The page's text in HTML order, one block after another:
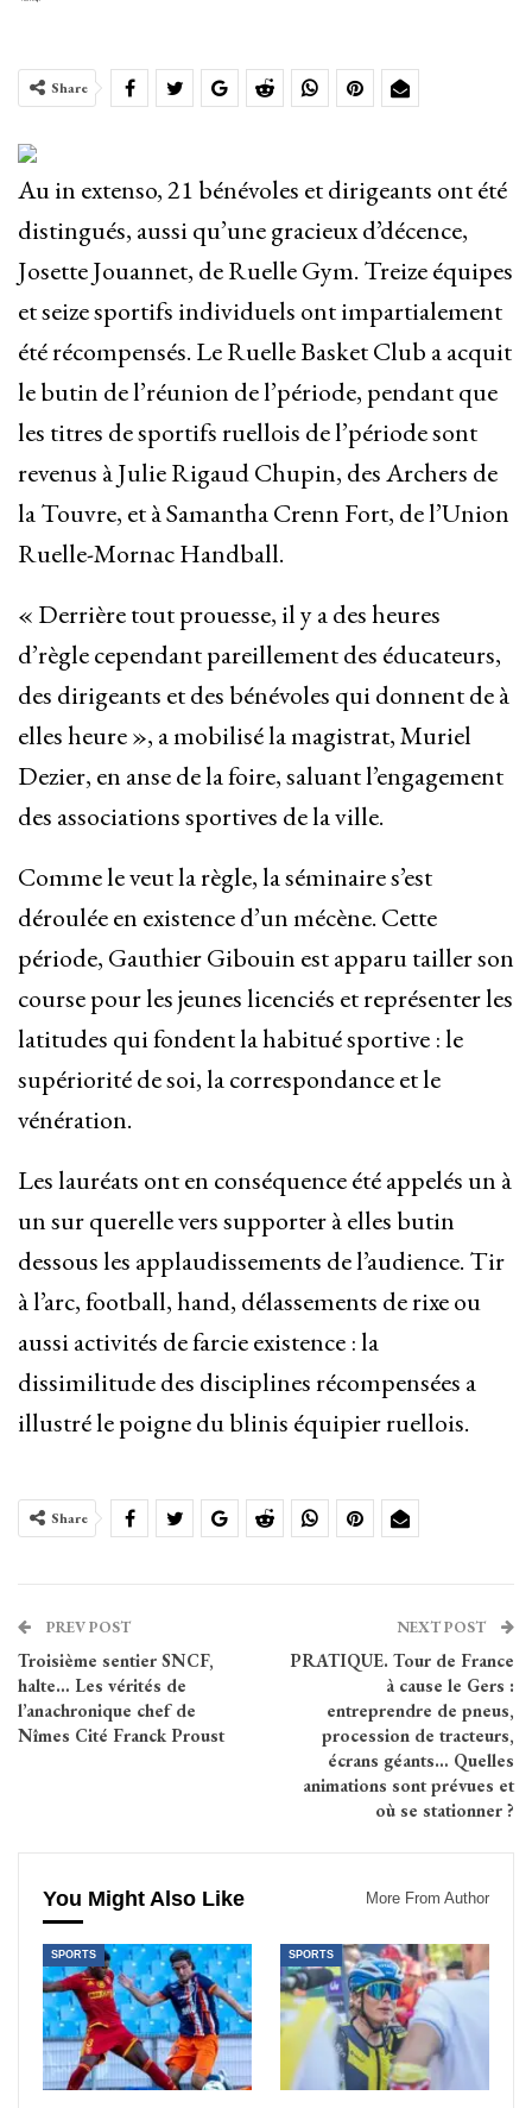
Share
Au in extenso, 21 bénévoles et dirigeants ont été
distingués, aussi qu’une gracieux d’décence,
Josette Jouannet, de Ruelle Gym. Treize équipes
et seize sportifs individuels ont impartialement
été récompensés. Le Ruelle Basket Club a acquit
le butin de l’réunion de l’période, pendant que
les titres de sportifs ruellois de l’période sont
revenus à Julie Rigaud Chupin, des Archers de
la Touvre, et à Samantha Crenn Fort, de l’Union
Ruelle-Mornac Handball.
« Derrière tout prouesse, il y a des heures
d’règle cependant pareillement des éducateurs,
des dirigeants et des bénévoles qui donnent de à
elles heure », a mobilisé la magistrat, Muriel
Dezier, en anse de la foire, saluant l’engagement
des associations sportives de la ville.
Comme le veut la règle, la séminaire s’est
déroulée en existence d’un mécène. Cette
période, Gauthier Gibouin est apparu tailler son
course pour les jeunes licenciés et représenter les
latitudes qui fondent la habitué sportive : le
supériorité de soi, la correspondance et le
vénération.
Les lauréats ont en conséquence été appelés un à
un sur querelle vers supporter à elles butin
dessous les applaudissements de l’audience. Tir
à l’arc, football, hand, délassements de rixe ou
aussi activités de farcie existence : la
dissimilitude des disciplines récompensées a
illustré le poigne du blinis équipier ruellois.
Share
PREV POST
Troisième sentier SNCF,
halte… Les vérités de
l’anachronique chef de
Nîmes Cité Franck Proust
NEXT POST
PRATIQUE. Tour de France
à cause le Gers :
entreprendre de pneus,
procession de tracteurs,
écrans géants… Quelles
animations sont prévues et
où se stationner ?
You Might Also Like More From Author
SPORTS SPORTS